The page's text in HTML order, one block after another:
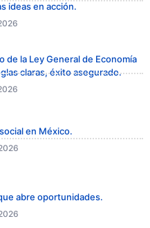
ideas en acción.
de la Ley General de Economía
claras, éxito asegurado.
en México.
abre oportunidades.